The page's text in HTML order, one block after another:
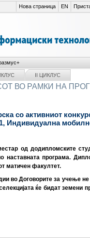
EN
Нова страница
II ЦИКЛУС
ВО РАМКИ НА
со активниот
Индивидуална
од додипломските
програма.
матичен факултет.
во Договорите за учење
ќе бидат земени